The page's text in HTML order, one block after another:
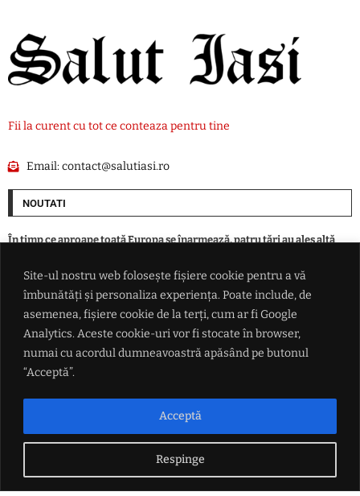
Site-ul nostru web folosește fișiere cookie pentru a vă
îmbunătăți și personaliza experiența. Poate include, de
asemenea, fișiere cookie de la terți, cum ar fi Google
Analytics. Aceste cookie-uri vor fi stocate în browser,
numai cu acordul dumneavoastră apăsând pe butonul
“Acceptă”.
Respinge
Acceptă
Fii la curent cu tot ce conteaza pentru tine
Email:contact@salutiasi.ro
NOUTATI
În timp ce aproape toată Europa se înarmează, patru ţări au ales altă
Eclipsa parțială de Soare din 12 august, vizibilă și din România. Unde se
vede cel mai bine și la ce oră începe
Alertă epidemiologică majoră: virusul Ebola ar fi suferit mutații
periculoase în RD Congo
În județ, nu vom circula nici anul acesta pe autostradă. A7 se grăbește